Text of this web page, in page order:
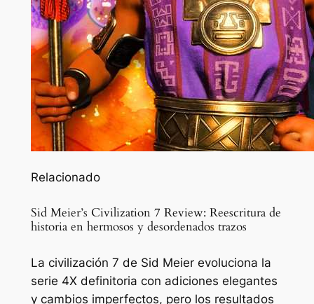
Relacionado
Sid Meier’s Civilization 7 Review: Reescritura de
historia en hermosos y desordenados trazos
La civilización 7 de Sid Meier evoluciona la
serie 4X definitoria con adiciones elegantes
y cambios imperfectos, pero los resultados